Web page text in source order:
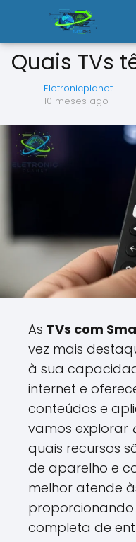
Quais TVs
Eletronicplanet
10 meses ago
As TVs com
vez mais
à sua
internet e
conteúdos e
vamos explorar
quais recursos
de aparelho e
melhor atende
proporcionando
completa de